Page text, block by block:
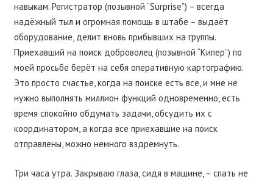
навыкам. Регистратор (позывной “Surprise”) – всегда
надёжный тыл и огромная помощь в штабе – выдаёт
оборудование, делит вновь прибывших на группы.
Приехавший на поиск доброволец (позывной “Кипер”) по
моей просьбе берёт на себя оперативную картографию.
Это просто счастье, когда на поиске есть все, и мне не
нужно выполнять миллион функций одновременно, есть
время спокойно обдумать задачи, обсудить их с
координатором, а когда все приехавшие на поиск
отправлены, можно немного вздремнуть.
Три часа утра. Закрываю глаза, сидя в машине, – спать не